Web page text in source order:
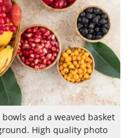
and a weaved basket
High quality photo